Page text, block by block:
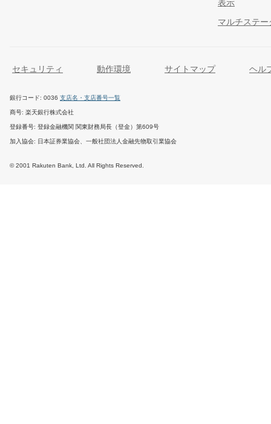
表示
マルチステ
セキュリティ 動作環境 サイトマップ ヘル
銀行コード 0036 支店名・支店番号一覧
商号 楽天銀行株式会社
登録番号 登録金融機関 関東財務局長（登金）第609号
加入協会 日本証券業協会、一般社団法人金融先物取引業協会
© 2001 Rakuten Bank, Ltd. All Rights Reserved.